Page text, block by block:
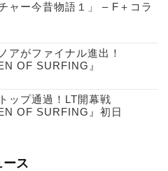
ャー今昔物語１」 – F＋コラ
アがファイナル進出！
OF SURFING』
ップ通過！LT開幕戦
OF SURFING』初日
ース